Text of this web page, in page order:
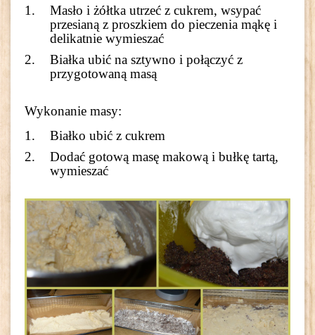
Masło i żółtka utrzeć z cukrem, wsypać
przesianą z proszkiem do pieczenia mąkę i
delikatnie wymieszać
Białka ubić na sztywno i połączyć z
przygotowaną masą
Wykonanie masy:
Białko ubić z cukrem
Dodać gotową masę makową i bułkę tartą,
wymieszać